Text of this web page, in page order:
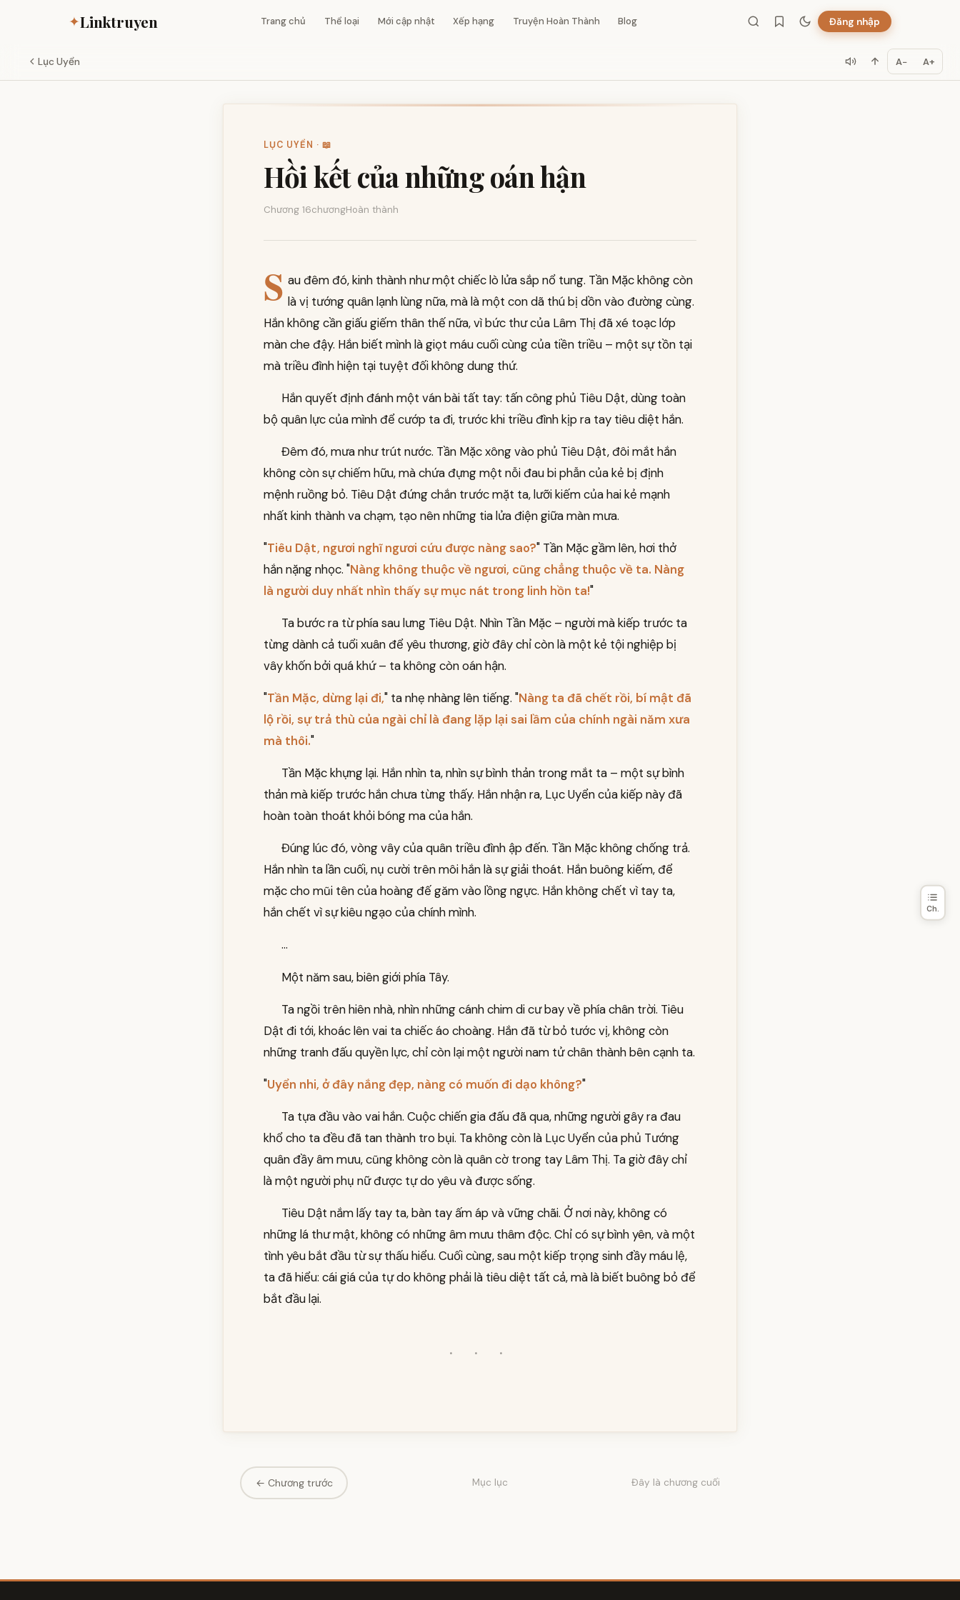
✦Linktruyen Trang chủ Thể loại Mới cập nhật Xếp hạng Truyện Hoàn Thành Blog Đăng nhập
Ch.
Lục Uyển A− A+
LỤC UYỂN · 📖
Hồi kết của những oán hận
Chương 16chươngHoàn thành
S au đêm đó, kinh thành như một chiếc lò lửa sắp nổ tung. Tần Mặc không còn
là vị tướng quân lạnh lùng nữa, mà là một con dã thú bị dồn vào đường cùng.
Hắn không cần giấu giếm thân thế nữa, vì bức thư của Lâm Thị đã xé toạc lớp
màn che đậy. Hắn biết mình là giọt máu cuối cùng của tiền triều – một sự tồn tại
mà triều đình hiện tại tuyệt đối không dung thứ.
Hắn quyết định đánh một ván bài tất tay: tấn công phủ Tiêu Dật, dùng toàn
bộ quân lực của mình để cướp ta đi, trước khi triều đình kịp ra tay tiêu diệt hắn.
Đêm đó, mưa như trút nước. Tần Mặc xông vào phủ Tiêu Dật, đôi mắt hắn
không còn sự chiếm hữu, mà chứa đựng một nỗi đau bi phẫn của kẻ bị định
mệnh ruồng bỏ. Tiêu Dật đứng chắn trước mặt ta, lưỡi kiếm của hai kẻ mạnh
nhất kinh thành va chạm, tạo nên những tia lửa điện giữa màn mưa.
"Tiêu Dật, ngươi nghĩ ngươi cứu được nàng sao?" Tần Mặc gầm lên, hơi thở
hắn nặng nhọc. "Nàng không thuộc về ngươi, cũng chẳng thuộc về ta. Nàng
là người duy nhất nhìn thấy sự mục nát trong linh hồn ta!"
Ta bước ra từ phía sau lưng Tiêu Dật. Nhìn Tần Mặc – người mà kiếp trước ta
từng dành cả tuổi xuân để yêu thương, giờ đây chỉ còn là một kẻ tội nghiệp bị
vây khốn bởi quá khứ – ta không còn oán hận.
"Tần Mặc, dừng lại đi," ta nhẹ nhàng lên tiếng. "Nàng ta đã chết rồi, bí mật đã
lộ rồi, sự trả thù của ngài chỉ là đang lặp lại sai lầm của chính ngài năm xưa
mà thôi."
Tần Mặc khựng lại. Hắn nhìn ta, nhìn sự bình thản trong mắt ta – một sự bình
thản mà kiếp trước hắn chưa từng thấy. Hắn nhận ra, Lục Uyển của kiếp này đã
hoàn toàn thoát khỏi bóng ma của hắn.
Đúng lúc đó, vòng vây của quân triều đình ập đến. Tần Mặc không chống trả.
Hắn nhìn ta lần cuối, nụ cười trên môi hắn là sự giải thoát. Hắn buông kiếm, để
mặc cho mũi tên của hoàng đế găm vào lồng ngực. Hắn không chết vì tay ta,
hắn chết vì sự kiêu ngạo của chính mình.
...
Một năm sau, biên giới phía Tây.
Ta ngồi trên hiên nhà, nhìn những cánh chim di cư bay về phía chân trời. Tiêu
Dật đi tới, khoác lên vai ta chiếc áo choàng. Hắn đã từ bỏ tước vị, không còn
những tranh đấu quyền lực, chỉ còn lại một người nam tử chân thành bên cạnh ta.
"Uyển nhi, ở đây nắng đẹp, nàng có muốn đi dạo không?"
Ta tựa đầu vào vai hắn. Cuộc chiến gia đấu đã qua, những người gây ra đau
khổ cho ta đều đã tan thành tro bụi. Ta không còn là Lục Uyển của phủ Tướng
quân đầy âm mưu, cũng không còn là quân cờ trong tay Lâm Thị. Ta giờ đây chỉ
là một người phụ nữ được tự do yêu và được sống.
Tiêu Dật nắm lấy tay ta, bàn tay ấm áp và vững chãi. Ở nơi này, không có
những lá thư mật, không có những âm mưu thâm độc. Chỉ có sự bình yên, và một
tình yêu bắt đầu từ sự thấu hiểu. Cuối cùng, sau một kiếp trọng sinh đầy máu lệ,
ta đã hiểu: cái giá của tự do không phải là tiêu diệt tất cả, mà là biết buông bỏ để
bắt đầu lại.
· · ·
← Chương trước Mục lục Đây là chương cuối